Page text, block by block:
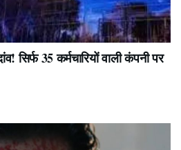
सिर्फ 35 कर्मचारियों वाली कंपनी पर